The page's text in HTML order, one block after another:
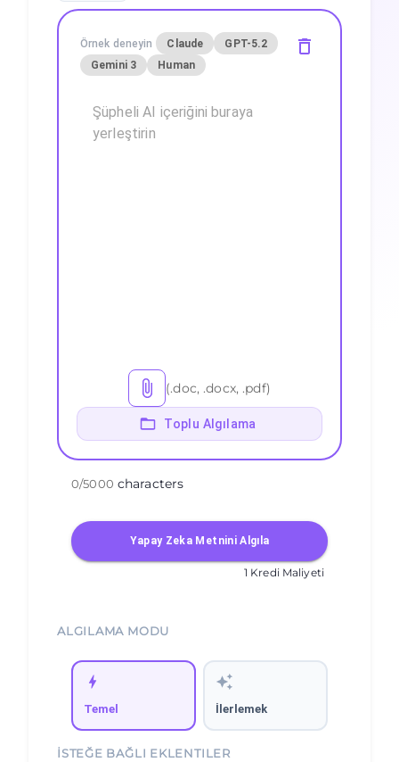
Örnek deneyin Claude
GPT-5.2
Gemini 3
Human
(.doc, .docx, .pdf)
Toplu Algılama
0/5000 characters
Yapay Zeka Metnini Algıla
1 Kredi Maliyeti
ALGILAMA MODU
Temel İlerlemek
İSTEĞE BAĞLI EKLENTILER